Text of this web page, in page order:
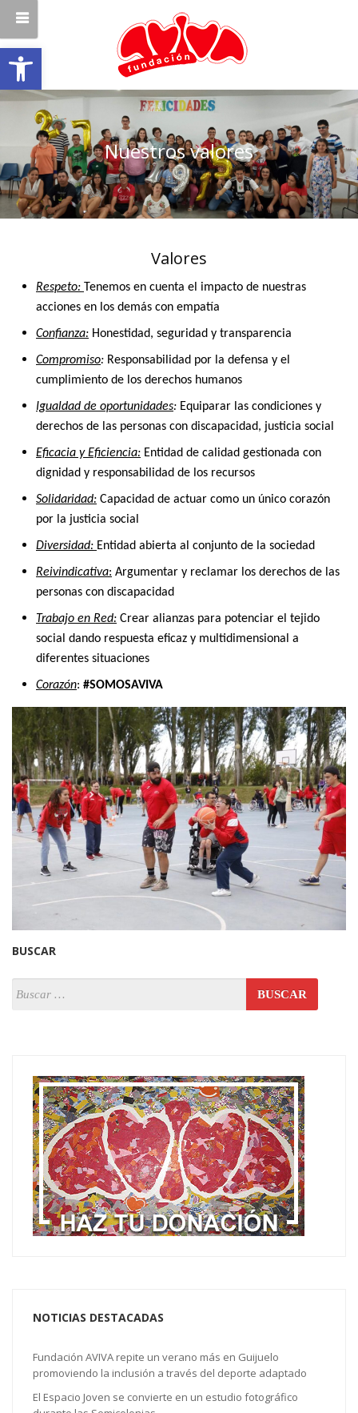
Abrir barra de herramientas
Nuestros valores
Valores
Respeto: Tenemos en cuenta el impacto de nuestras
acciones en los demás con empatía
Confianza: Honestidad, seguridad y transparencia
Compromiso: Responsabilidad por la defensa y el
cumplimiento de los derechos humanos
Igualdad de oportunidades: Equiparar las condiciones y
derechos de las personas con discapacidad, justicia social
Eficacia y Eficiencia: Entidad de calidad gestionada con
dignidad y responsabilidad de los recursos
Solidaridad: Capacidad de actuar como un único corazón
por la justicia social
Diversidad: Entidad abierta al conjunto de la sociedad
Reivindicativa: Argumentar y reclamar los derechos de las
personas con discapacidad
Trabajo en Red: Crear alianzas para potenciar el tejido
social dando respuesta eficaz y multidimensional a
diferentes situaciones
Corazón: #SOMOSAVIVA
BUSCAR
NOTICIAS DESTACADAS
Fundación AVIVA repite un verano más en Guijuelo
promoviendo la inclusión a través del deporte adaptado
El Espacio Joven se convierte en un estudio fotográfico